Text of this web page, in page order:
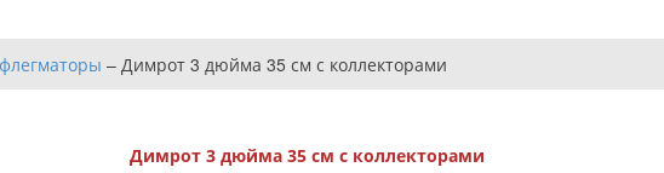
– Димрот 3 дюйма 35 см с коллекторами
Димрот 3 дюйма 35 см с коллекторами